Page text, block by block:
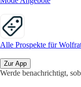
Alle Prospekte für
Zur App
Werde benachrichtigt,